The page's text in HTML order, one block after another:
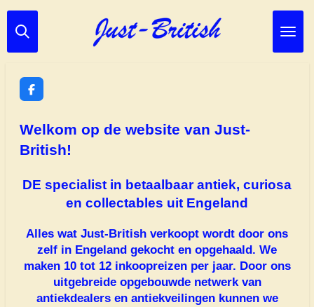
Ga
direct
hoofdinhoud
F
a
e
b
o
o
Welkom op de website van Just-
British!
DE specialist in betaalbaar antiek, curiosa
en collectables uit Engeland
Alles wat Just-British verkoopt wordt door ons
zelf in Engeland gekocht en opgehaald. We
maken 10 tot 12 inkoopreizen per jaar. Door ons
uitgebreide opgebouwde netwerk van
antiekdealers en antiekveilingen kunnen we